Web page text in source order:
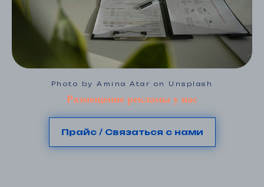
Photo by Amina Atar on Unsplash
Размещение рекламы у нас
Прайс / Связаться с нами